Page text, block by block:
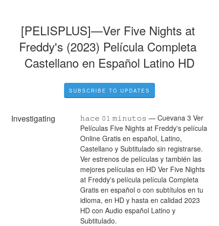
[PELISPLUS]—Ver Five Nights at
Freddy's (2023) Película Completa
Castellano en Español Latino HD
SUBSCRIBE TO UPDATES
Investigating
𝚑𝚊𝚌𝚎 𝟶𝟷 𝚖𝚒𝚗𝚞𝚝𝚘𝚜 — Cuevana 3 Ver
Películas Five Nights at Freddy's película
Online Gratis en español, Latino,
Castellano y Subtitulado sin registrarse.
Ver estrenos de películas y también las
mejores películas en HD Ver Five Nights
at Freddy's película película Completa
Gratis en español o con subtítulos en tu
idioma, en HD y hasta en calidad 2023
HD con Audio español Latino y
Subtitulado.